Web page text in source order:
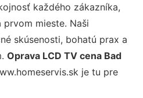
každého zákazníka,
mieste. Naši
skúsenosti, bohatú prax a
Oprava LCD TV cena Bad
je tu pre